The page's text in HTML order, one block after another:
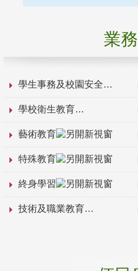
業
學生事務及校園安全
學校衛生教育
藝術教育
特殊教育
終身學習
技術及職業教育